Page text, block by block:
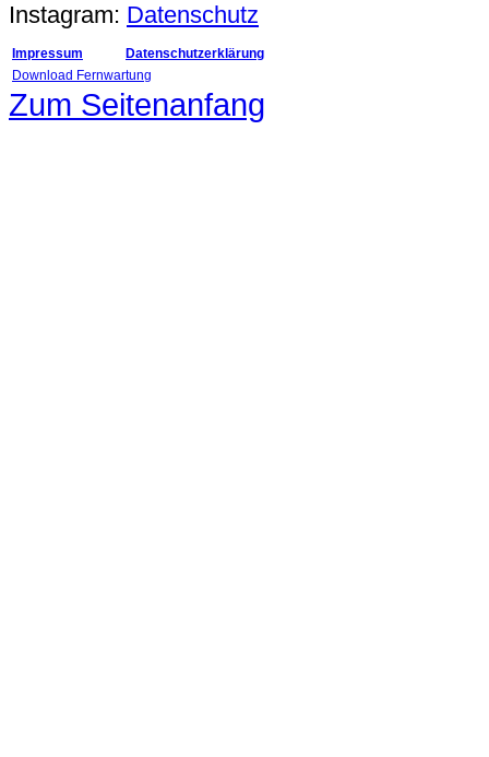
Instagram: Datenschutz
Impressum
Datenschutzerklärung
Download Fernwartung
Zum Seitenanfang